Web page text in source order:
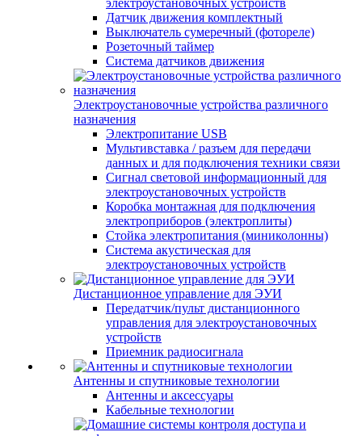
электроустановочных устройств
Датчик движения комплектный
Выключатель сумеречный (фотореле)
Розеточный таймер
Система датчиков движения
Электроустановочные устройства различного
назначения
Электропитание USB
Мультивставка / разъем для передачи
данных и для подключения техники связи
Сигнал световой информационный для
электроустановочных устройств
Коробка монтажная для подключения
электроприборов (электроплиты)
Стойка электропитания (миниколонны)
Система акустическая для
электроустановочных устройств
Дистанционное управление для ЭУИ
Передатчик/пульт дистанционного
управления для электроустановочных
устройств
Приемник радиосигнала
Антенны и спутниковые технологии
Антенны и аксессуары
Кабельные технологии